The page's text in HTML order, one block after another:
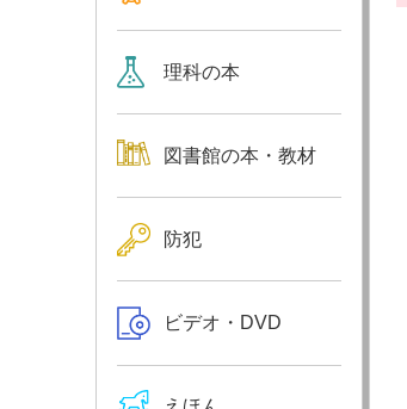
理科の本
図書館の本・教材
防犯
ビデオ・DVD